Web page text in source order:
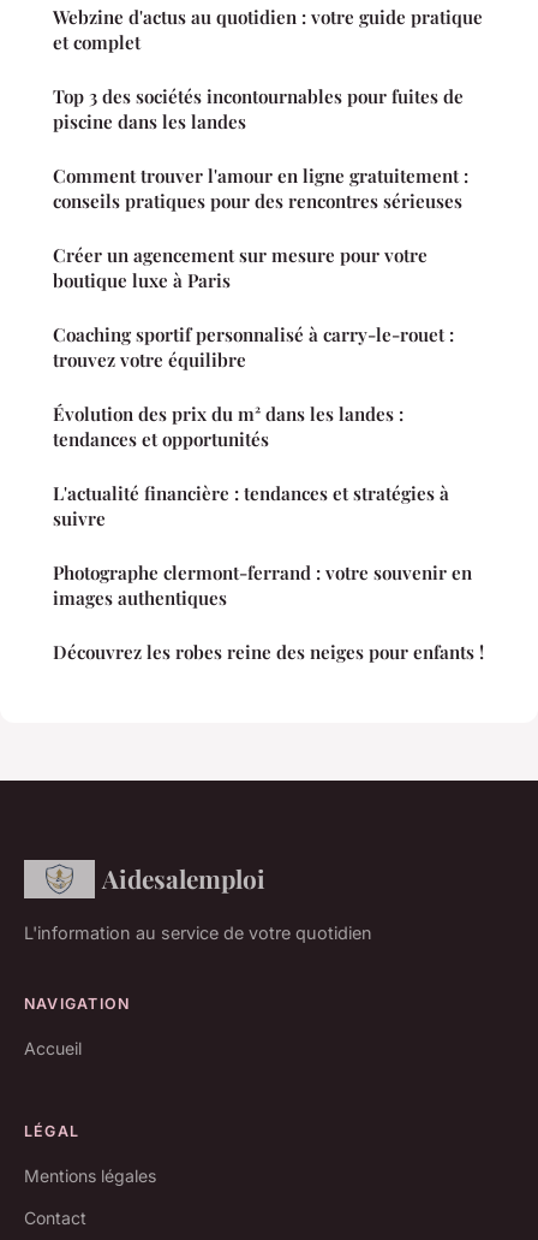
Webzine d'actus au quotidien : votre guide pratique
et complet
Top 3 des sociétés incontournables pour fuites de
piscine dans les landes
Comment trouver l'amour en ligne gratuitement :
conseils pratiques pour des rencontres sérieuses
Créer un agencement sur mesure pour votre
boutique luxe à Paris
Coaching sportif personnalisé à carry-le-rouet :
trouvez votre équilibre
Évolution des prix du m² dans les landes :
tendances et opportunités
L'actualité financière : tendances et stratégies à
suivre
Photographe clermont-ferrand : votre souvenir en
images authentiques
Découvrez les robes reine des neiges pour enfants !
Aidesalemploi
L'information au service de votre quotidien
NAVIGATION
Accueil
LÉGAL
Mentions légales
Contact